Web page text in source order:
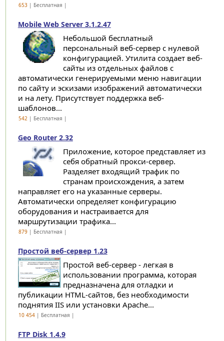
653| Бесплатная |
Mobile Web Server 3.1.2.47
Небольшой бесплатный
персональный веб-сервер с нулевой
конфигурацией. Утилита создает веб-
сайты из отдельных файлов с
автоматически генерируемыми меню навигации
по сайту и эскизами изображений автоматически
и на лету. Присутствует поддержка веб-
шаблонов...
542| Бесплатная |
Geo Router 2.32
Приложение, которое представляет из
себя обратный прокси-сервер.
Разделяет входящий трафик по
странам происхождения, а затем
направляет его на указанные серверы.
Автоматически определяет конфигурацию
оборудования и настраивается для
маршрутизации трафика...
879| Бесплатная |
Простой веб-сервер 1.23
Простой веб-сервер - легкая в
использовании программа, которая
предназначена для отладки и
публикации HTML-сайтов, без необходимости
поднятия IIS или установки Apache...
10 454| Бесплатная |
FTP Disk 1.4.9